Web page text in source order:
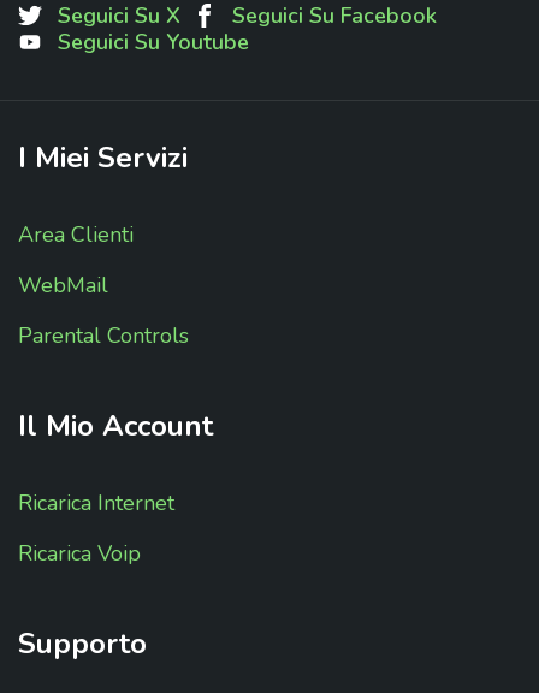
Seguici Su X
Seguici Su Facebook
Seguici Su Youtube
I Miei Servizi
Area Clienti
WebMail
Parental Controls
Il Mio Account
Ricarica Internet
Ricarica Voip
Supporto